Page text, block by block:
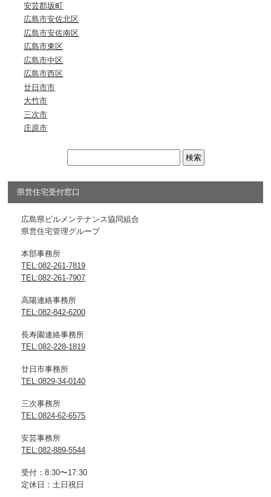
安芸郡坂町
広島市安佐北区
広島市安佐南区
広島市東区
広島市中区
広島市西区
廿日市市
大竹市
三次市
庄原市
県営住宅受付窓口
広島県ビルメンテナンス協同組合
県営住宅管理グループ
本部事務所
TEL:082-261-7819
TEL:082-261-7907
高陽連絡事務所
TEL:082-842-6200
長寿園連絡事務所
TEL:082-228-1819
廿日市事務所
TEL:0829-34-0140
三次事務所
TEL:0824-62-6575
安芸事務所
TEL:082-889-5544
受付：8:30〜17:30
定休日：土日祝日